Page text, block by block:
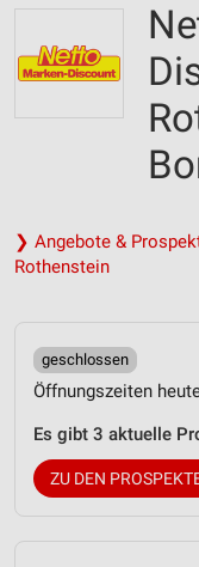
❯ Angebote &
Rothenstein
geschlossen
Öffnungszeiten
Es gibt 3 aktuelle
ZU DEN